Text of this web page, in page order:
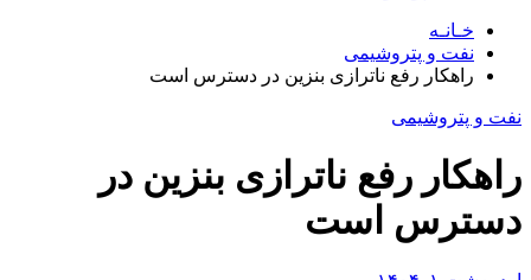
خـانـه
نفت و پتروشیمی
راهکار رفع ناترازی بنزین در دسترس است
نفت و پتروشیمی
راهکار رفع ناترازی بنزین در
دسترس است